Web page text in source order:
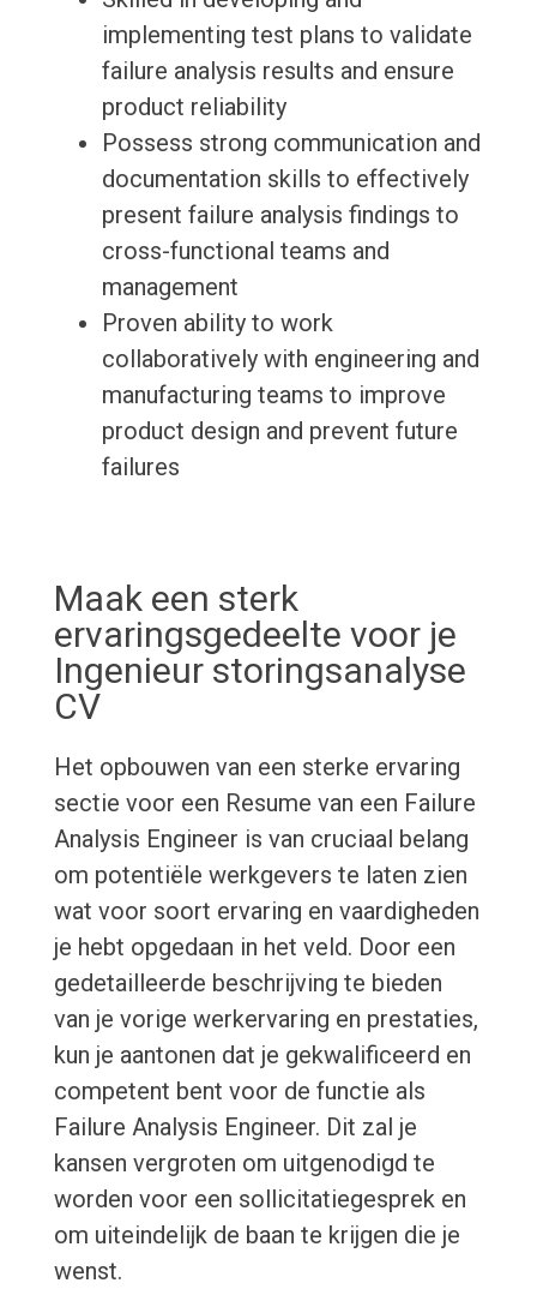
implementing test plans to validate
failure analysis results and ensure
product reliability
Possess strong communication and
documentation skills to effectively
present failure analysis findings to
cross-functional teams and
management
Proven ability to work
collaboratively with engineering and
manufacturing teams to improve
product design and prevent future
failures
Maak een sterk
ervaringsgedeelte voor je
Ingenieur storingsanalyse
CV
Het opbouwen van een sterke ervaring
sectie voor een Resume van een Failure
Analysis Engineer is van cruciaal belang
om potentiële werkgevers te laten zien
wat voor soort ervaring en vaardigheden
je hebt opgedaan in het veld. Door een
gedetailleerde beschrijving te bieden
van je vorige werkervaring en prestaties,
kun je aantonen dat je gekwalificeerd en
competent bent voor de functie als
Failure Analysis Engineer. Dit zal je
kansen vergroten om uitgenodigd te
worden voor een sollicitatiegesprek en
om uiteindelijk de baan te krijgen die je
wenst.